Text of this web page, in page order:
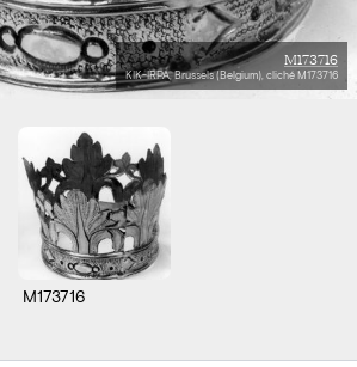
M173716
KIK-IRPA, Brussels (Belgium), cliché M173716
M173716